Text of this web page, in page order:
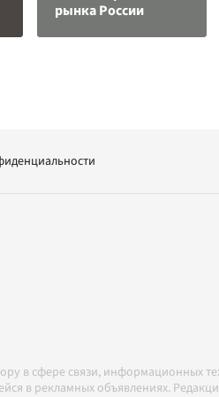
рынка России
в сфере связи, информационных
в рекламных объявлениях.